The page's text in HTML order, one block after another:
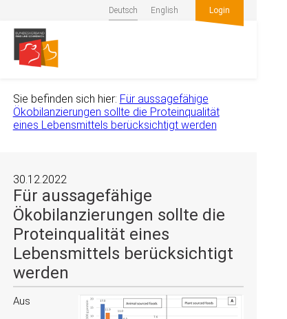
Deutsch English Login
Sie befinden sich hier: Für aussagefähige
Ökobilanzierungen sollte die Proteinqualität
eines Lebensmittels berücksichtigt werden
30.12.2022
Für aussagefähige
Ökobilanzierungen sollte die
Proteinqualität eines
Lebensmittels berücksichtigt
werden
Aus